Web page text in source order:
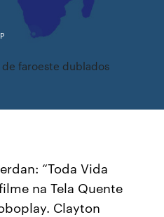
faroeste dublados
“Toda Vida
na Tela Quente
Clayton